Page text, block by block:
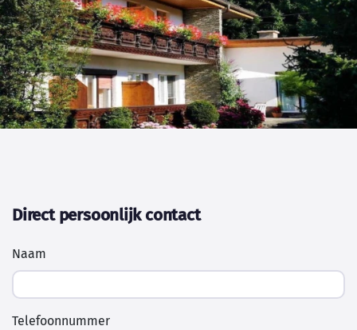
Direct persoonlijk contact
Naam
Telefoonnummer